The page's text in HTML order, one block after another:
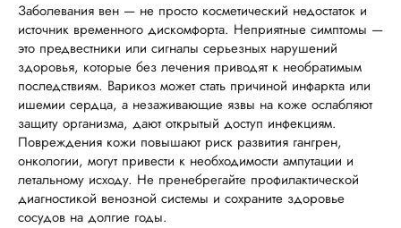
Заболевания вен — не просто косметический недостаток и
источник временного дискомфорта. Неприятные симптомы —
это предвестники или сигналы серьезных нарушений
здоровья, которые без лечения приводят к необратимым
последствиям. Варикоз может стать причиной инфаркта или
ишемии сердца, а незаживающие язвы на коже ослабляют
защиту организма, дают открытый доступ инфекциям.
Повреждения кожи повышают риск развития гангрен,
онкологии, могут привести к необходимости ампутации и
летальному исходу. Не пренебрегайте профилактической
диагностикой венозной системы и сохраните здоровье
сосудов на долгие годы.